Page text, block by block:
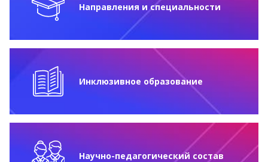
Направления и специальности
Инклюзивное образование
Научно-педагогический состав